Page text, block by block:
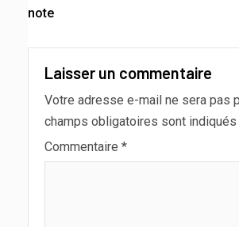
note
Laisser un commentaire
Votre adresse e-mail ne sera pas
champs obligatoires sont indiqués
Commentaire *